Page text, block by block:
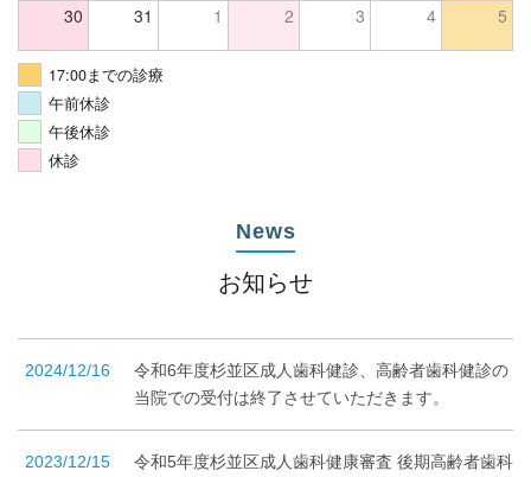
30 31 1 2 3 4 5
17:00までの診療
午前休診
午後休診
休診
News
お知らせ
2024/12/16
令和6年度杉並区成人歯科健診、高齢者歯科健診の
当院での受付は終了させていただきます。
2023/12/15
令和5年度杉並区成人歯科健康審査 後期高齢者歯科